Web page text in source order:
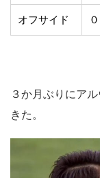
オフサイド ０
３か月ぶりにア
きた。